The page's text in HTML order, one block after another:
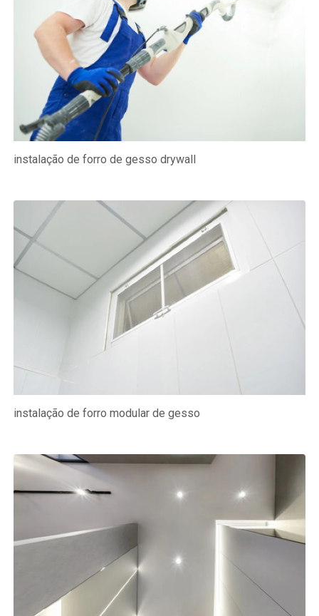
instalação de forro de gesso drywall
instalação de forro modular de gesso